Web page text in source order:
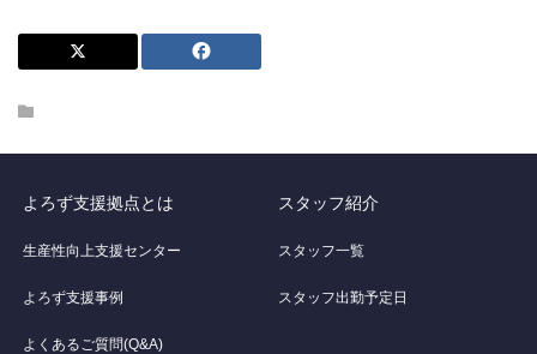
よろず支援拠点とは
生産性向上支援センター
よろず支援事例
よくあるご質問(Q&A)
スタッフ紹介
スタッフ一覧
スタッフ出勤予定日